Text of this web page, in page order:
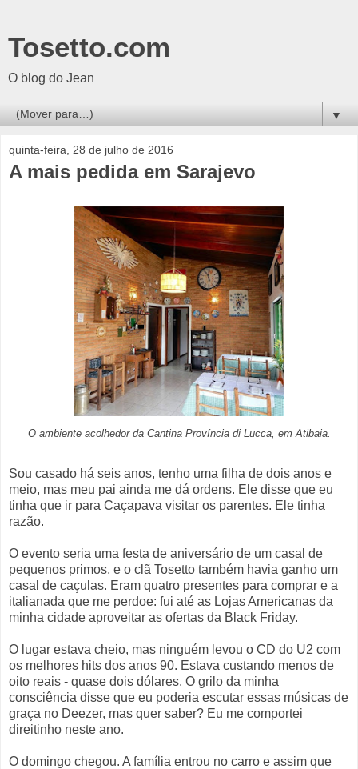
Tosetto.com
O blog do Jean
▼
quinta-feira, 28 de julho de 2016
A mais pedida em Sarajevo
O ambiente acolhedor da Cantina Província di Lucca, em Atibaia.
Sou casado há seis anos, tenho uma filha de dois anos e
meio, mas meu pai ainda me dá ordens. Ele disse que eu
tinha que ir para Caçapava visitar os parentes. Ele tinha
razão.
O evento seria uma festa de aniversário de um casal de
pequenos primos, e o clã Tosetto também havia ganho um
casal de caçulas. Eram quatro presentes para comprar e a
italianada que me perdoe: fui até as Lojas Americanas da
minha cidade aproveitar as ofertas da Black Friday.
O lugar estava cheio, mas ninguém levou o CD do U2 com
os melhores hits dos anos 90. Estava custando menos de
oito reais - quase dois dólares. O grilo da minha
consciência disse que eu poderia escutar essas músicas de
graça no Deezer, mas quer saber? Eu me comportei
direitinho neste ano.
O domingo chegou. A família entrou no carro e assim que